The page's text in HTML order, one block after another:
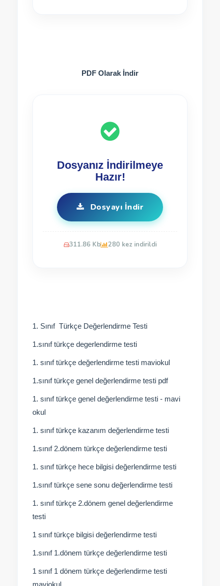
PDF Olarak İndir
Dosyanız İndirilmeye
Hazır!
Dosyayı İndir
311.86 Kb 280 kez indirildi
1. Sınıf Türkçe Değerlendirme Testi
1.sınıf türkçe degerlendirme testi
1. sınıf türkçe değerlendirme testi maviokul
1.sınıf türkçe genel değerlendirme testi pdf
1. sınıf türkçe genel değerlendirme testi - mavi
okul
1. sınıf türkçe kazanım değerlendirme testi
1.sınıf 2.dönem türkçe değerlendirme testi
1. sınıf türkçe hece bilgisi değerlendirme testi
1.sınıf türkçe sene sonu değerlendirme testi
1. sınıf türkçe 2.dönem genel değerlendirme
testi
1 sınıf türkçe bilgisi değerlendirme testi
1.sınıf 1.dönem türkçe değerlendirme testi
1 sınıf 1 dönem türkçe değerlendirme testi
maviokul